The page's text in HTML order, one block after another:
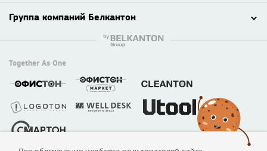
Группа компаний Белкантон
Together As One